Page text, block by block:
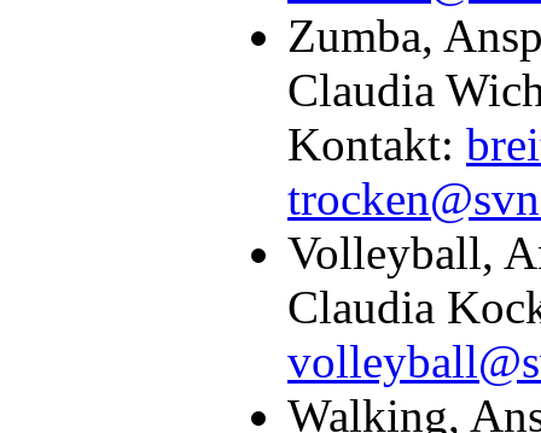
Zumba,
Claudia
Kontakt:
Volleyball,
Claudia
Walking,